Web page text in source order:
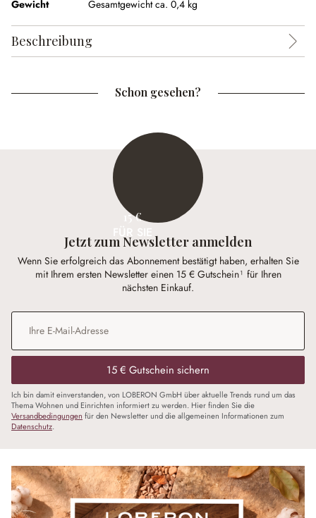
Gewicht
Gesamtgewicht ca. 0,4 kg
Beschreibung
Schon gesehen?
15 €
Jetzt zum Newsletter anmelden
Wenn Sie erfolgreich das Abonnement bestätigt haben, erhalten Sie
mit Ihrem ersten Newsletter einen 15 € Gutschein¹ für Ihren
nächsten Einkauf.
E-Mail-Adresse
15 € Gutschein sichern
Ich bin damit einverstanden, von LOBERON GmbH über aktuelle Trends rund um das
Thema Wohnen und Einrichten informiert zu werden. Hier finden Sie die
Versandbedingungen für den Newsletter und die allgemeinen Informationen zum
Datenschutz.